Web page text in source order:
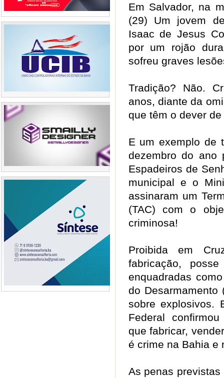
Em Salvador, na
(29) Um jovem
Isaac de Jesus
por um rojão
sofreu graves
Tradição? Não.
anos, diante da
que têm o dever
E um exemplo de
dezembro do ano
Espadeiros de
municipal e o
assinaram um
(TAC) com o
criminosa!
Proibida em
fabricação,
enquadradas
do Desarmamento
sobre explosivos.
Federal
que fabricar,
é crime na Bahia
As penas